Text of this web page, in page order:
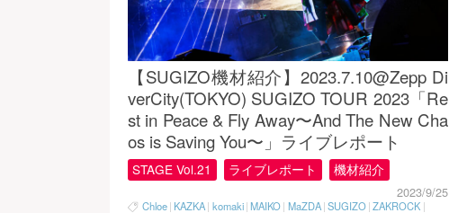
【SUGIZO機材紹介】2023.7.10@Zepp Di
verCity(TOKYO) SUGIZO TOUR 2023「Re
st in Peace & Fly Away〜And The New Cha
os is Saving You〜」ライブレポート
STAGE Vol.21 ライブレポート 機材紹介
2023/9/25
Chloe | KAZKA| komaki |MAIKO| MaZDA |SUGIZO| ZAKROCK |